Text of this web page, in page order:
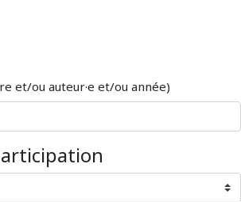
et/ou auteur·e et/ou année)